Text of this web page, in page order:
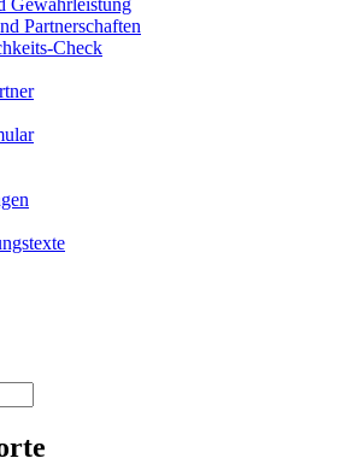
Gewährleistung
Partnerschaften
Check